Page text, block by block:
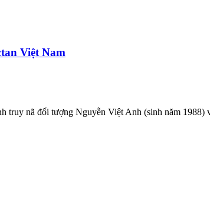
Việt Nam
truy nã đối tượng Nguyễn Việt Anh (sinh năm